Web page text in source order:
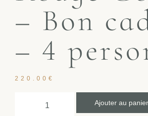
– Bon
– 4
220.00 €
Ajouter au panier